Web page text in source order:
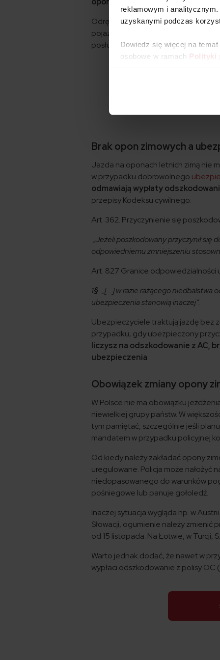
reklamowym i
uzyskanymi podczas
Dowiedz się więcej na
osobowe w ramach Polityki
Odrębną sprawą jest, że kierowca
pojazdem nieprzystosowanym do
posłuchaj głosu rozsądku i zmień
Brak opon zimowych a
Jazda na oponach letnich zimą nie
w przypadku dobrowolnego
odmawiają wypłaty
przepisy Kodeksu cywilnego:
Art. 362. Przyczynienie się
„Jeżeli poszkodowany przyczynił się
odpowiedniemu zmniejszeniu
Art. 827 Granice odpowiedzialności
1§. „[…] w razie rażącego niedbalstwa
ubezpieczenia stanowią inaczej”.
Ubezpieczyciele traktują jazdę bez
przypadku, gdy ubezpieczony
liczysz na odszkodowanie z AC,
ubezpieczenia.
Obowiązek zmiany opony
W Polsce nie ma obowiązku
niewielkiej grupy państw. W
tym pamiętać, szczególnie jeśli
mandatem w przypadku policyjnej
Od kiedy należy zakładać opony
uregulowane. Policja może nałożyć
niedopasowanego do warunków
pośniegowe lub panuje gołoledź.
Inaczej sytuacja wygląda np. w
Słowacji, ogumienie należy zmienić
od 15 listopada. Na Łotwie, w Turcji,
Warto jednak dodać, że nawet w
wypłaci odszkodowanie z polisy OC